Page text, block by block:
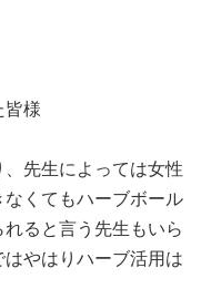
皆様
先生によっては女性
くてもハーブボール
ると言う先生もいら
やはりハーブ活用は